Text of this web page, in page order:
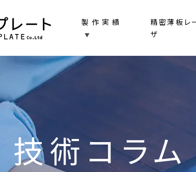
製作実績
精密薄板レ
ザ
技術コラム